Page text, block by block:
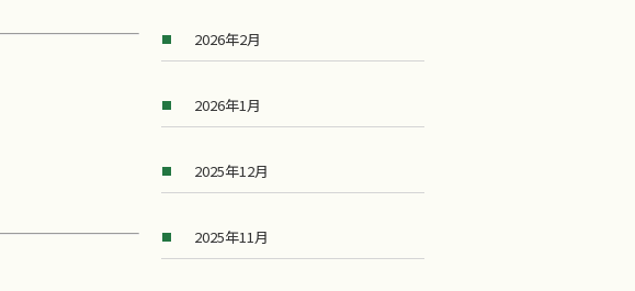
2026年2月
2026年1月
2025年12月
2025年11月